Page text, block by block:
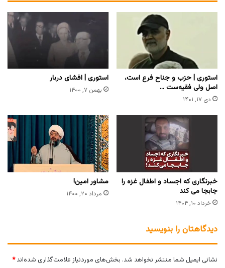
استوری | حزب و جناح فرع است،
اصل ولی فقیه‌ست …
دی ۱۷, ۱۴۰۱
استوری | افشای دربار
بهمن ۷, ۱۴۰۰
خبرنگاری که اجساد و اطفال غزه را
جابجا می کند
خرداد ۱۰, ۱۴۰۴
مشاور امین!
مرداد ۲۰, ۱۴۰۰
دیدگاهتان را بنویسید
نشانی ایمیل شما منتشر نخواهد شد. بخش‌های موردنیاز علامت‌گذاری شده‌اند*